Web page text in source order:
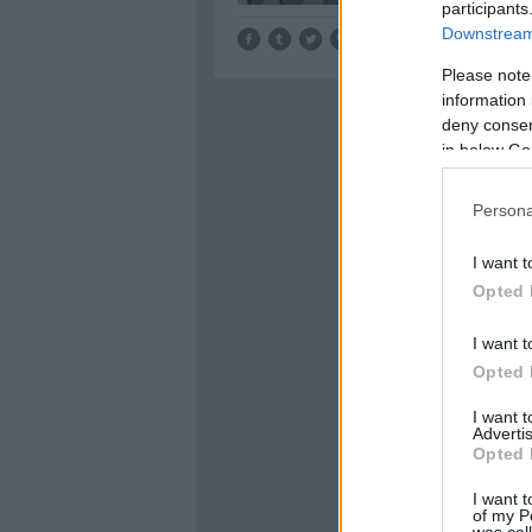
Please
information
deny
in below
I want
Opted
I want
Opted
I want
Opted
I want
of my